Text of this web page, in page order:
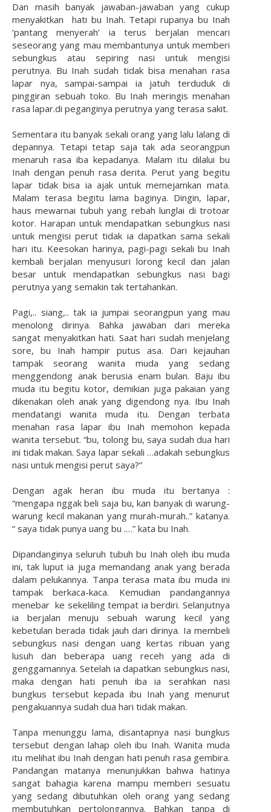
Dan masih banyak jawaban-jawaban yang cukup
menyakitkan hati bu Inah. Tetapi rupanya bu Inah
‘pantang menyerah’ ia terus berjalan mencari
seseorang yang mau membantunya untuk memberi
sebungkus atau sepiring nasi untuk mengisi
perutnya. Bu Inah sudah tidak bisa menahan rasa
lapar nya, sampai-sampai ia jatuh terduduk di
pinggiran sebuah toko. Bu Inah meringis menahan
rasa lapar.di peganginya perutnya yang terasa sakit.
Sementara itu banyak sekali orang yang lalu lalang di
depannya. Tetapi tetap saja tak ada seorangpun
menaruh rasa iba kepadanya. Malam itu dilalui bu
Inah dengan penuh rasa derita. Perut yang begitu
lapar tidak bisa ia ajak untuk memejamkan mata.
Malam terasa begitu lama baginya. Dingin, lapar,
haus mewarnai tubuh yang rebah lunglai di trotoar
kotor. Harapan untuk mendapatkan sebungkus nasi
untuk mengisi perut tidak ia dapatkan sama sekali
hari itu. Keesokan harinya, pagi-pagi sekali bu Inah
kembali berjalan menyusuri lorong kecil dan jalan
besar untuk mendapatkan sebungkus nasi bagi
perutnya yang semakin tak tertahankan.
Pagi,.. siang,.. tak ia jumpai seorangpun yang mau
menolong dirinya. Bahka jawaban dari mereka
sangat menyakitkan hati. Saat hari sudah menjelang
sore, bu Inah hampir putus asa. Dari kejauhan
tampak seorang wanita muda yang sedang
menggendong anak berusia enam bulan. Baju ibu
muda itu begitu kotor, demikian juga pakaian yang
dikenakan oleh anak yang digendong nya. Ibu Inah
mendatangi wanita muda itu. Dengan terbata
menahan rasa lapar ibu Inah memohon kepada
wanita tersebut. “bu, tolong bu, saya sudah dua hari
ini tidak makan. Saya lapar sekali …adakah sebungkus
nasi untuk mengisi perut saya?”
Dengan agak heran ibu muda itu bertanya :
“mengapa nggak beli saja bu, kan banyak di warung-
warung kecil makanan yang murah-murah..” katanya.
“ saya tidak punya uang bu .…” kata bu Inah.
Dipandanginya seluruh tubuh bu Inah oleh ibu muda
ini, tak luput ia juga memandang anak yang berada
dalam pelukannya. Tanpa terasa mata ibu muda ini
tampak berkaca-kaca. Kemudian pandangannya
menebar ke sekeliling tempat ia berdiri. Selanjutnya
ia berjalan menuju sebuah warung kecil yang
kebetulan berada tidak jauh dari dirinya. Ia membeli
sebungkus nasi dengan uang kertas ribuan yang
lusuh dan beberapa uang receh yang ada di
genggamannya. Setelah ia dapatkan sebungkus nasi,
maka dengan hati penuh iba ia serahkan nasi
bungkus tersebut kepada ibu Inah yang menurut
pengakuannya sudah dua hari tidak makan.
Tanpa menunggu lama, disantapnya nasi bungkus
tersebut dengan lahap oleh ibu Inah. Wanita muda
itu melihat ibu Inah dengan hati penuh rasa gembira.
Pandangan matanya menunjukkan bahwa hatinya
sangat bahagia karena mampu memberi sesuatu
yang sedang dibutuhkan oleh orang yang sedang
membutuhkan pertolongannya. Bahkan tanpa di